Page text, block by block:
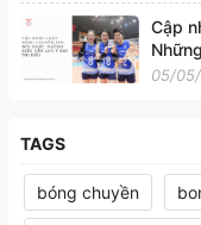
Cập
05/
TAGS
bóng chuyền